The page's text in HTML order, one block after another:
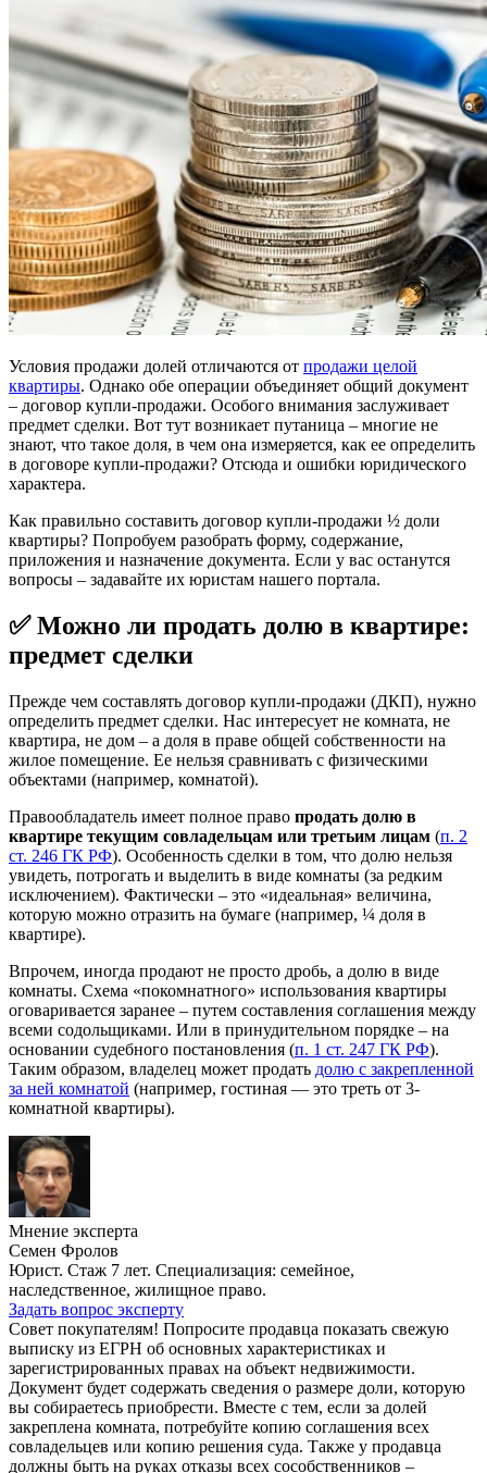
Условия продажи долей отличаются от продажи целой
квартиры. Однако обе операции объединяет общий документ
– договор купли-продажи. Особого внимания заслуживает
предмет сделки. Вот тут возникает путаница – многие не
знают, что такое доля, в чем она измеряется, как ее определить
в договоре купли-продажи? Отсюда и ошибки юридического
характера.
Как правильно составить договор купли-продажи ½ доли
квартиры? Попробуем разобрать форму, содержание,
приложения и назначение документа. Если у вас останутся
вопросы – задавайте их юристам нашего портала.
✅ Можно ли продать долю в квартире:
предмет сделки
Прежде чем составлять договор купли-продажи (ДКП), нужно
определить предмет сделки. Нас интересует не комната, не
квартира, не дом – а доля в праве общей собственности на
жилое помещение. Ее нельзя сравнивать с физическими
объектами (например, комнатой).
Правообладатель имеет полное право продать долю в
квартире текущим совладельцам или третьим лицам (п. 2
ст. 246 ГК РФ). Особенность сделки в том, что долю нельзя
увидеть, потрогать и выделить в виде комнаты (за редким
исключением). Фактически – это «идеальная» величина,
которую можно отразить на бумаге (например, ¼ доля в
квартире).
Впрочем, иногда продают не просто дробь, а долю в виде
комнаты. Схема «покомнатного» использования квартиры
оговаривается заранее – путем составления соглашения между
всеми содольщиками. Или в принудительном порядке – на
основании судебного постановления (п. 1 ст. 247 ГК РФ).
Таким образом, владелец может продать долю с закрепленной
за ней комнатой (например, гостиная — это треть от 3-
комнатной квартиры).
Мнение эксперта
Семен Фролов
Юрист. Стаж 7 лет. Специализация: семейное,
наследственное, жилищное право.
Задать вопрос эксперту
Совет покупателям! Попросите продавца показать свежую
выписку из ЕГРН об основных характеристиках и
зарегистрированных правах на объект недвижимости.
Документ будет содержать сведения о размере доли, которую
вы собираетесь приобрести. Вместе с тем, если за долей
закреплена комната, потребуйте копию соглашения всех
совладельцев или копию решения суда. Также у продавца
должны быть на руках отказы всех сособственников –